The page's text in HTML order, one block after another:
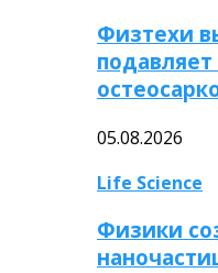
Физтехи
подавляет
05.08.2026
Life Science
Физики